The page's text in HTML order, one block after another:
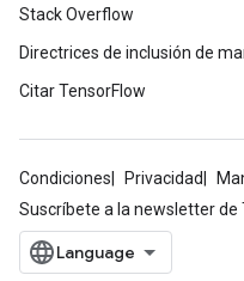
Stack Overflow
Directrices de inclusión de
Citar TensorFlow
Condiciones Privacidad
Suscríbete a la newsletter de